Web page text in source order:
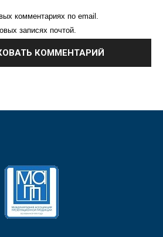
комментариях по email.
записях почтой.